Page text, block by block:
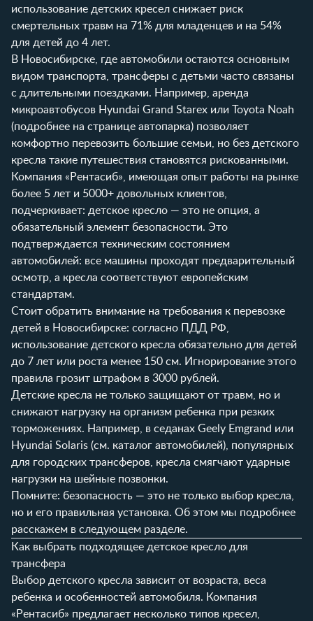
использование детских кресел снижает риск
смертельных травм на 71% для младенцев и на 54%
для детей до 4 лет.
В Новосибирске, где автомобили остаются основным
видом транспорта, трансферы с детьми часто связаны
с длительными поездками. Например, аренда
микроавтобусов Hyundai Grand Starex или Toyota Noah
(подробнее на странице автопарка) позволяет
комфортно перевозить большие семьи, но без детского
кресла такие путешествия становятся рискованными.
Компания «Рентасиб», имеющая опыт работы на рынке
более 5 лет и 5000+ довольных клиентов,
подчеркивает: детское кресло — это не опция, а
обязательный элемент безопасности. Это
подтверждается техническим состоянием
автомобилей: все машины проходят предварительный
осмотр, а кресла соответствуют европейским
стандартам.
Стоит обратить внимание на требования к перевозке
детей в Новосибирске: согласно ПДД РФ,
использование детского кресла обязательно для детей
до 7 лет или роста менее 150 см. Игнорирование этого
правила грозит штрафом в 3000 рублей.
Детские кресла не только защищают от травм, но и
снижают нагрузку на организм ребенка при резких
торможениях. Например, в седанах Geely Emgrand или
Hyundai Solaris (см. каталог автомобилей), популярных
для городских трансферов, кресла смягчают ударные
нагрузки на шейные позвонки.
Помните: безопасность — это не только выбор кресла,
но и его правильная установка. Об этом мы подробнее
расскажем в следующем разделе.
Как выбрать подходящее детское кресло для
трансфера
Выбор детского кресла зависит от возраста, веса
ребенка и особенностей автомобиля. Компания
«Рентасиб» предлагает несколько типов кресел,